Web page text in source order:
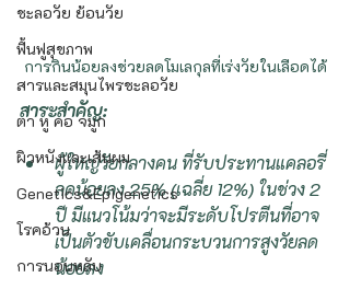
ชะลอวัย ย้อนวัย
ฟื้นฟูสุขภาพ
สารและสมุนไพรชะลอวัย
ตา หู คอ จมูก
ผิวหนังและเส้นผม
Genetics&Epigenetics
โรคอ้วน
การนอนหลับ
การกินน้อยลงช่วยลดโมเลกุลที่เร่งวัยในเลือดได้
สาระสำคัญ:
ผู้ใหญ่วัยกลางคน ที่รับประทานแคลอรี่
ลดน้อยลง 25% (เฉลี่ย 12%) ในช่วง 2
ปี มีแนวโน้มว่าจะมีระดับโปรตีนที่อาจ
เป็นตัวขับเคลื่อนกระบวนการสูงวัยลด
น้อยลง